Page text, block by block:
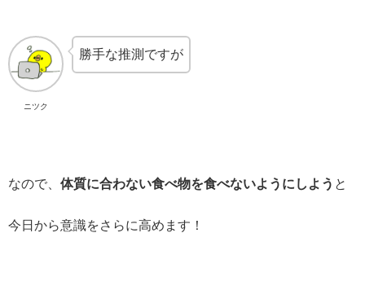
ニツク
勝手な推測ですが
なので、 体質に合わない食べ物を食べないようにしよう と
今日から意識をさらに高めます！